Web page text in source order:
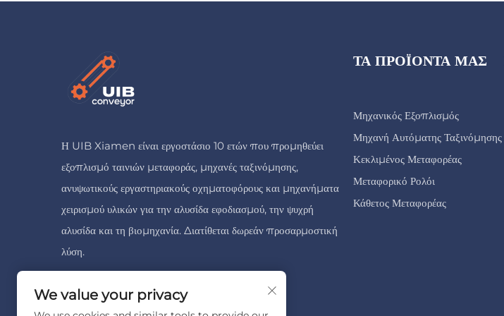
Η UIB Xiamen είναι εργοστάσιο 10 ετών που προμηθεύει
εξοπλισμό ταινιών μεταφοράς, μηχανές ταξινόμησης,
ανυψωτικούς εργαστηριακούς οχηματοφόρους και μηχανήματα
χειρισμού υλικών για την αλυσίδα εφοδιασμού, την ψυχρή
αλυσίδα και τη βιομηχανία. Διατίθεται δωρεάν προσαρμοστική
λύση.
ΤΑ ΠΡΟΪΌΝΤΑ ΜΑΣ
Μηχανικός Εξοπλισμός
Μηχανή Αυτόματης Ταξινόμησης
Κεκλιμένος Μεταφορέας
Μεταφορικό Ρολόι
Κάθετος Μεταφορέας
We value your privacy